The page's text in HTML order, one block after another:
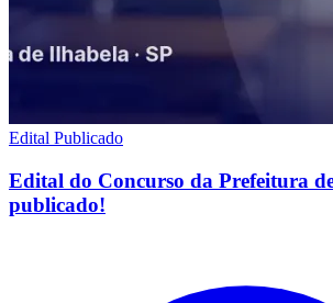
Edital Publicado
Edital do Concurso da Prefeitura
publicado!